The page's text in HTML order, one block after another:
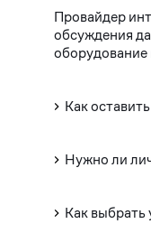
Провайдер
обсуждения
оборудование
Как
Нужно ли
Как